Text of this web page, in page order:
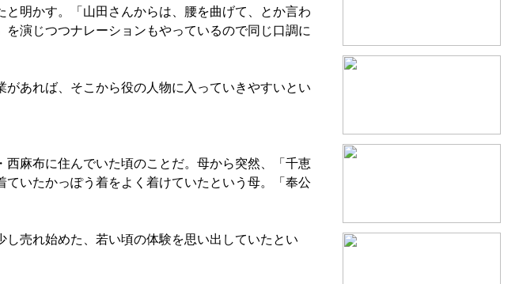
明かす。「山田さんからは、腰を曲げて、とか言わ
演じつつナレーションもやっているので同じ口調に
あれば、そこから役の人物に入っていきやすいとい
麻布に住んでいた頃のことだ。母から突然、「千恵
いたかっぽう着をよく着けていたという母。「奉公
売れ始めた、若い頃の体験を思い出していたとい